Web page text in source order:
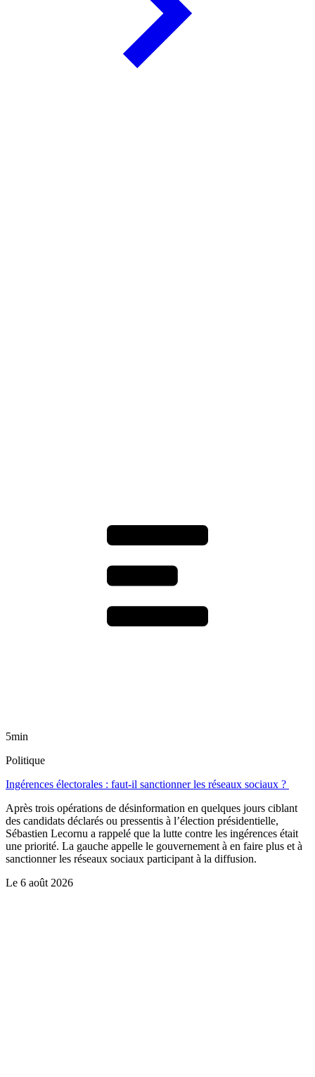
5min
Politique
Ingérences électorales : faut-il sanctionner les réseaux sociaux ?
Après trois opérations de désinformation en quelques jours ciblant
des candidats déclarés ou pressentis à l’élection présidentielle,
Sébastien Lecornu a rappelé que la lutte contre les ingérences était
une priorité. La gauche appelle le gouvernement à en faire plus et à
sanctionner les réseaux sociaux participant à la diffusion.
Le 6 août 2026